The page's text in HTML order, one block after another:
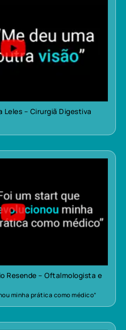
Leles – Cirurgiã Digestiva
Resende – Oftalmologista e
minha prática como médico”